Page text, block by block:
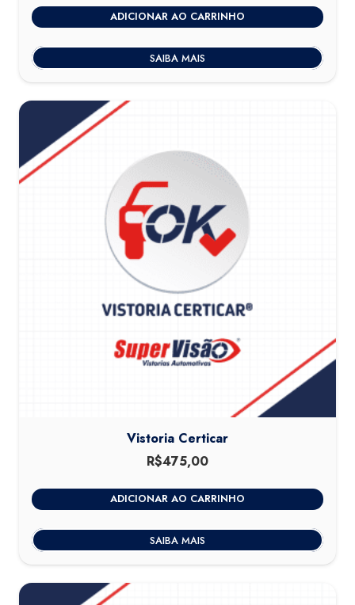
ADICIONAR AO CARRINHO
SAIBA MAIS
Vistoria Certicar
R$475,00
ADICIONAR AO CARRINHO
SAIBA MAIS